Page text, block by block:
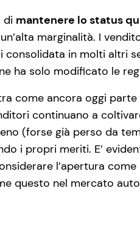
di mantenere lo status
marginalità. I
consolidata in molti altri
ha solo modificato le
come ancora oggi
continuano a
(forse già perso da
i propri meriti. E’
l’apertura
questo nel mercato